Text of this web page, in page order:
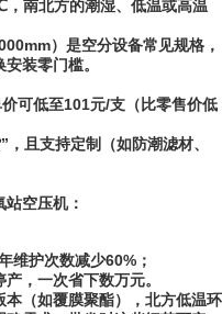
南北方的潮湿、低温或高温
）是空分设备常见规格，
装零门槛。
可低至101元/支（比零售价低
且支持定制（如防潮滤材、
空压机：
维护次数减少60%；
，一次省下数万元。
（如覆膜聚酯），北方低温环